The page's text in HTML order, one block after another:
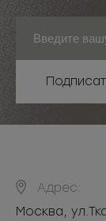
Адрес:
Москва,